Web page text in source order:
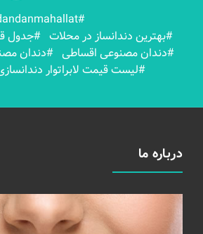
#dandanmahallat
#بهترين دندانساز در محلات #جدول
#دندان مصنوعی اقساطی #دندان
#لیست قیمت لابراتوار
درباره ما